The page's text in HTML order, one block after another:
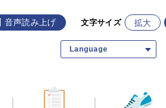
音声読み上げ 文字サイズ 拡大
Language